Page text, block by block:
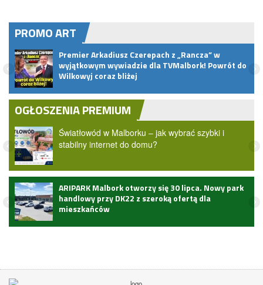
PROMO ART
Premier Arkadiusz Czerepach z „Rancza” w
wyjątkowym wywiadzie dla TVMalbork! Powrót do
Wilkowyj coraz bliżej
OGŁOSZENIA PREMIUM
Światłowód w Malborku – jak wybrać szybki i
stabilny internet do domu?
ARIPARK Malbork otworzy się 30 lipca. Nowy park
handlowy przy DK22 z szeroką ofertą dla
mieszkańców